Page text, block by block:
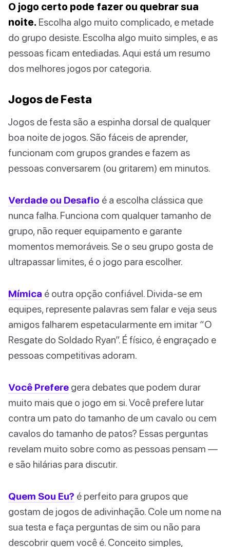
O jogo certo pode fazer ou quebrar sua
noite. Escolha algo muito complicado, e metade
do grupo desiste. Escolha algo muito simples, e as
pessoas ficam entediadas. Aqui está um resumo
dos melhores jogos por categoria.
Jogos de Festa
Jogos de festa são a espinha dorsal de qualquer
boa noite de jogos. São fáceis de aprender,
funcionam com grupos grandes e fazem as
pessoas conversarem (ou gritarem) em minutos.
Verdade ou Desafio é a escolha clássica que
nunca falha. Funciona com qualquer tamanho de
grupo, não requer equipamento e garante
momentos memoráveis. Se o seu grupo gosta de
ultrapassar limites, é o jogo para escolher.
Mímica é outra opção confiável. Divida-se em
equipes, represente palavras sem falar e veja seus
amigos falharem espetacularmente em imitar “O
Resgate do Soldado Ryan”. É físico, é engraçado e
pessoas competitivas adoram.
Você Prefere gera debates que podem durar
muito mais que o jogo em si. Você prefere lutar
contra um pato do tamanho de um cavalo ou cem
cavalos do tamanho de patos? Essas perguntas
revelam muito sobre como as pessoas pensam —
e são hilárias para discutir.
Quem Sou Eu? é perfeito para grupos que
gostam de jogos de adivinhação. Cole um nome na
sua testa e faça perguntas de sim ou não para
descobrir quem você é. Conceito simples,